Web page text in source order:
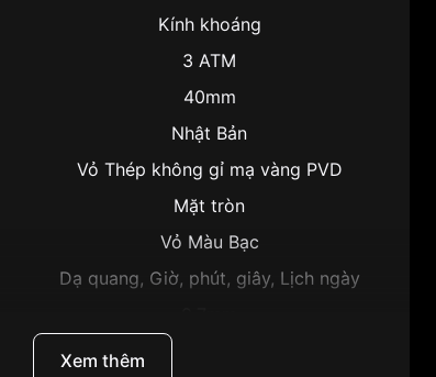
Kính khoáng
3 ATM
40mm
Nhật Bản
Vỏ Thép không gỉ mạ vàng PVD
Mặt tròn
Vỏ Màu Bạc
Dạ quang, Giờ, phút, giây, Lịch ngày
Xem thêm